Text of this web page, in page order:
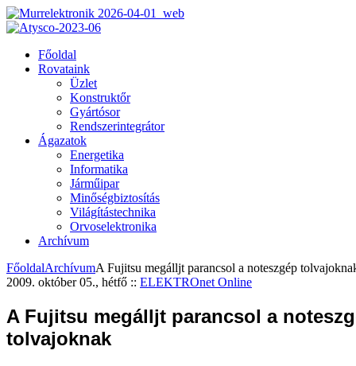
Főoldal
Rovataink
Üzlet
Konstruktőr
Gyártósor
Rendszerintegrátor
Ágazatok
Energetika
Informatika
Járműipar
Minőségbiztosítás
Világítástechnika
Orvoselektronika
Archívum
FőoldalArchívumA Fujitsu megálljt parancsol a noteszgép
2009. október 05., hétfő :: ELEKTROnet Online
A Fujitsu megálljt parancsol a
tolvajoknak